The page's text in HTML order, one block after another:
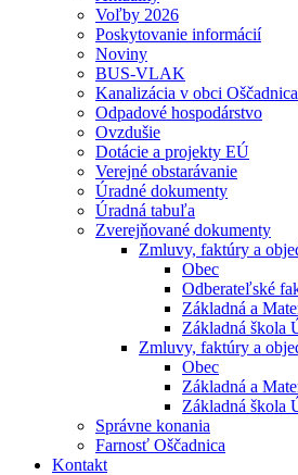
Voľby 2026
Poskytovanie informácií
Noviny
BUS-VLAK
Kanalizácia v obci Oščadnica
Odpadové hospodárstvo
Ovzdušie
Dotácie a projekty EÚ
Verejné obstarávanie
Úradné dokumenty
Úradná tabuľa
Zverejňované dokumenty
Zmluvy, faktúry a
Obec
Odberateľské
Základná a
Základná škola
Zmluvy, faktúry a
Obec
Základná a
Základná škola
Správne konania
Farnosť Oščadnica
Kontakt